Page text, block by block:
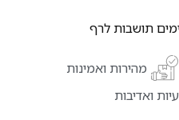
תושבות לרף
מהירות ואמינות
ואדיבות